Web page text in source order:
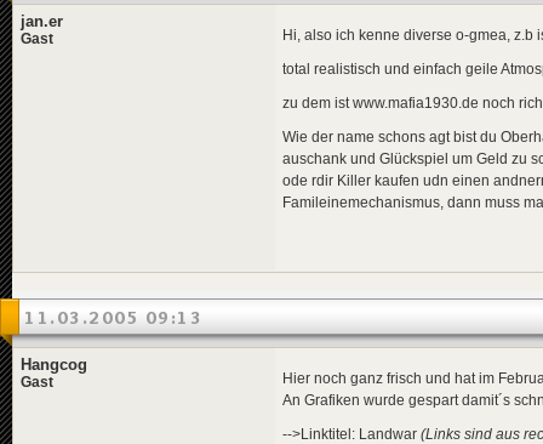
jan.er
Gast Hi, also ich kenne diverse o-gmea, z.b
total realistisch und einfach geile
zu dem ist www.mafia1930.de noch
Wie der name schons agt bist du
auschank und Glückspiel um Geld zu
ode rdir Killer kaufen udn einen
Famileinemechanismus, dann muss
11.03.2005 09:13
Hangcog
Gast
Hier noch ganz frisch und hat im
An Grafiken wurde gespart damit´s
-->Linktitel: Landwar (Links sind aus